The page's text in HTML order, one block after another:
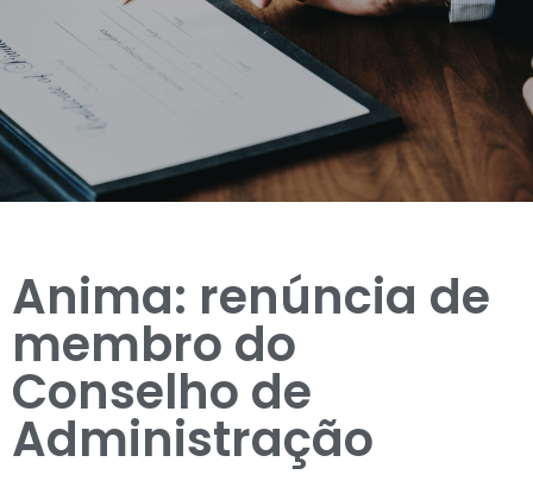
Anima: renúncia de
membro do
Conselho de
Administração